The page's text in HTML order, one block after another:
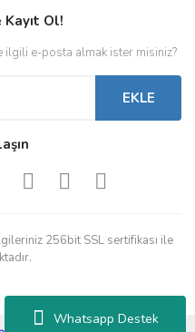
Whatsapp Destek
Ol!
ilgili e-posta almak ister misiniz?
EKLE
256bit SSL sertifikası ile